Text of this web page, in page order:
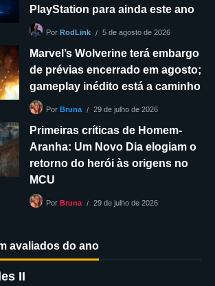
PlayStation para ainda este ano
Por RodLink 5 de agosto de 2026
Marvel’s Wolverine terá embargo
de prévias encerrado em agosto;
gameplay inédito está a caminho
Por Bruna 29 de julho de 2026
Primeiras críticas de Homem-
Aranha: Um Novo Dia elogiam o
retorno do herói às origens no
MCU
Por Bruna 29 de julho de 2026
avaliados do ano
II